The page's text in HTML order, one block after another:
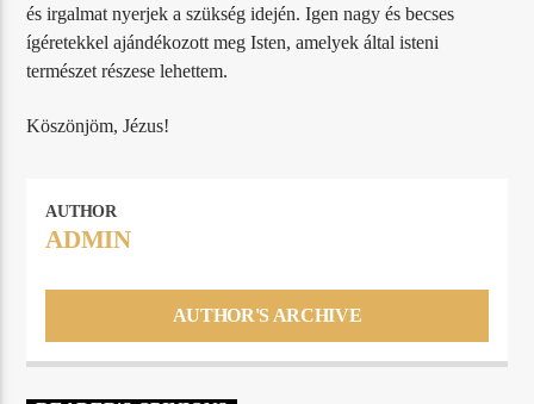
és irgalmat nyerjek a szükség idején. Igen nagy és becses
ígéretekkel ajándékozott meg Isten, amelyek által isteni
természet részese lehettem.
Köszönjöm, Jézus!
AUTHOR
ADMIN
AUTHOR'S ARCHIVE